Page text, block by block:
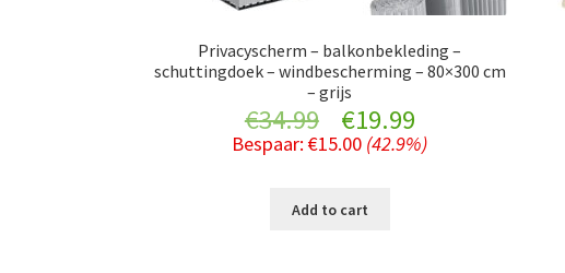
Privacyscherm – balkonbekleding –
schuttingdoek – windbescherming – 80×300 cm
– grijs
€34.99
Original
price
was:
€19.99Current
price
Bespaar:€15.00 (42.9%)
Add to cart